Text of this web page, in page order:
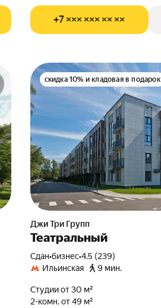
+7 ××× ××× ×× ××
скидка 10% и кладовая в подарок
Джи Три Групп
Театральный
Сдан•бизнес•4.5 (239)
Ильинская
9 мин.
Студии от 30 м²
2-комн. от 49 м²